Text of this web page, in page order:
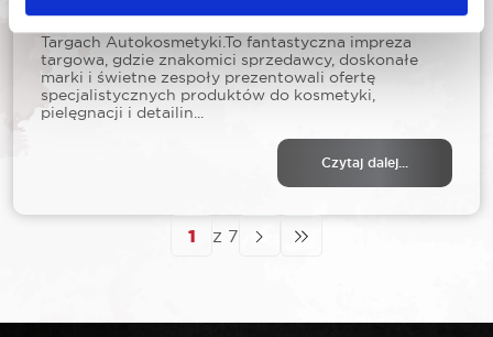
Targach Autokosmetyki.To fantastyczna impreza
targowa, gdzie znakomici sprzedawcy, doskonałe
marki i świetne zespoły prezentowali ofertę
specjalistycznych produktów do kosmetyki,
pielęgnacji i detailin...
Czytaj dalej...
z 7